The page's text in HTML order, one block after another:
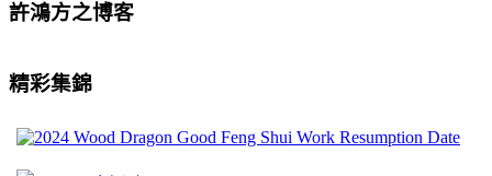
許鴻方之博客
精彩集錦